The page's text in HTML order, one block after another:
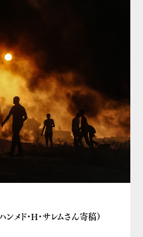
ド・H・サレムさん寄稿）